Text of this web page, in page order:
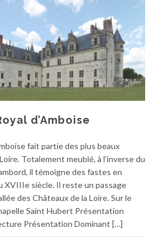
d’Amboise
fait partie des plus beaux
Totalement meublé, à l’inverse du
il témoigne des fastes en
XVIIIe siècle. Il reste un passage
des Châteaux de la Loire. Sur le
Saint Hubert Présentation
Présentation Dominant […]